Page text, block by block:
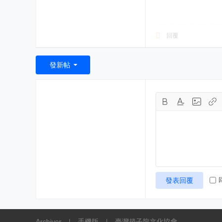
回覆
發新帖
發表回覆